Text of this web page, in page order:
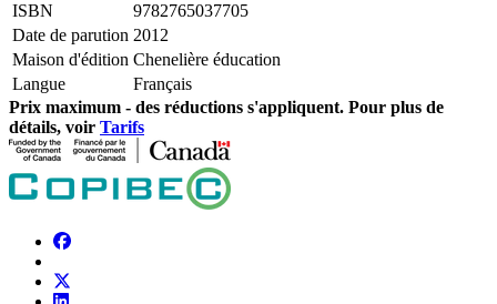
ISBN
9782765037705
Date de parution 2012
Maison d'édition Chenelière éducation
Langue
Français
Prix ​​maximum - des réductions s'appliquent. Pour plus de
détails, voir Tarifs